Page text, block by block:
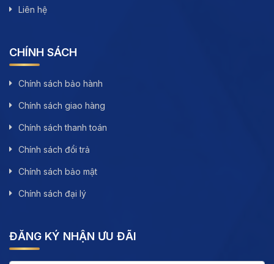
Liên hệ
CHÍNH SÁCH
Chính sách bảo hành
Chính sách giao hàng
Chính sách thanh toán
Chính sách đổi trả
Chính sách bảo mật
Chính sách đại lý
ĐĂNG KÝ NHẬN ƯU ĐÃI